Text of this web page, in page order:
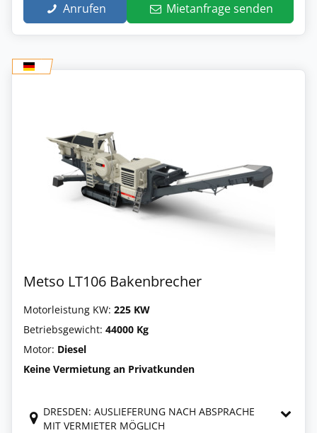
Anrufen Mietanfrage senden
Metso LT106 Bakenbrecher
Motorleistung KW: 225 KW
Betriebsgewicht: 44000 Kg
Motor: Diesel
Keine Vermietung an Privatkunden
DRESDEN: AUSLIEFERUNG NACH ABSPRACHE
MIT VERMIETER MÖGLICH